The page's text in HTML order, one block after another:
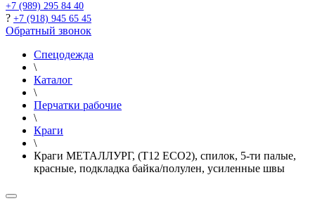
+7 (989) 295 84 40
? +7 (918) 945 65 45
Обратный звонок
Спецодежда
\
Каталог
\
Перчатки рабочие
\
Краги
\
Краги МЕТАЛЛУРГ, (T12 ECO2), спилок, 5-ти палые,
красные, подкладка байка/полулен, усиленные швы